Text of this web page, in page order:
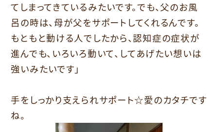
てしまってきているみたいです。でも、父のお風
呂の時は、母が父をサポートしてくれるんです。
もともと動ける人でしたから、認知症の症状が
進んでも、いろいろ動いて、してあげたい想いは
強いみたいです」
手をしっかり支えられサポート☆愛のカタチです
ね。